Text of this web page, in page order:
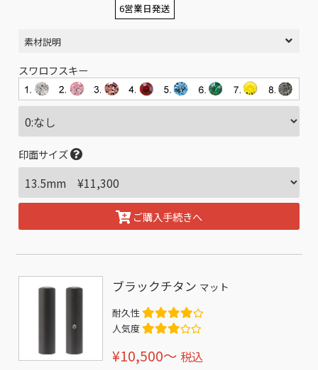
6営業日発送
素材説明
スワロフスキー
印面サイズ
ご購入手続きへ
ブラックチタン マット
耐久性
人気度
¥10,500〜 税込